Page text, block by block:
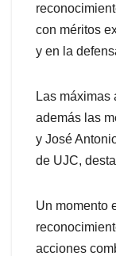
con méritos
y en la
Las máximas
además las
y José
de UJC,
Un momento
acciones